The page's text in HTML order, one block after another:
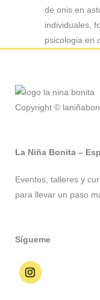
de onis en
individuales,
psicologia en
Copyright ©
La Niña Bonita –
Eventos, talleres y
para llevar un paso
Sígueme